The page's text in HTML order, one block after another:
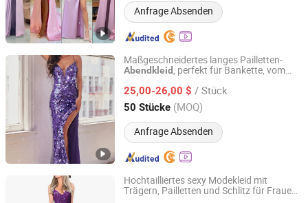
Anfrage Absenden
Maßgeschneidertes langes Pailletten-
Abendkleid , perfekt für Bankette, vom
maßgeschneiderte Gestaltung
25,00-26,00 $ / Stück
50 Stücke (MOQ)
Anfrage Absenden
Guangzhou Panyu district south village Jinluoxuan
clothing factory
Guangdong, China Seit 2025
Hochtailliertes sexy Modekleid mit
Trägern, Pailletten und Schlitz für Frauen,
Qingdao Yuyi Industry and Trade Co., Ltd.